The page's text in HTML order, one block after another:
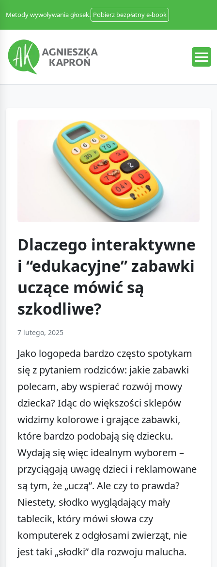
Metody wywoływania głosek. Pobierz bezpłatny e-book
Dlaczego interaktywne
i “edukacyjne” zabawki
uczące mówić są
szkodliwe?
7 lutego, 2025
Jako logopeda bardzo często spotykam
się z pytaniem rodziców: jakie zabawki
polecam, aby wspierać rozwój mowy
dziecka? Idąc do większości sklepów
widzimy kolorowe i grające zabawki,
które bardzo podobają się dziecku.
Wydają się więc idealnym wyborem –
przyciągają uwagę dzieci i reklamowane
są tym, że „uczą”. Ale czy to prawda?
Niestety, słodko wyglądający mały
tablecik, który mówi słowa czy
komputerek z odgłosami zwierząt, nie
jest taki „słodki” dla rozwoju malucha.